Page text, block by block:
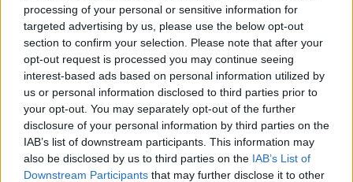
processing of your personal or sensitive information for
targeted advertising by us, please use the below opt-out
section to confirm your selection. Please note that after your
opt-out request is processed you may continue seeing
interest-based ads based on personal information utilized by
us or personal information disclosed to third parties prior to
your opt-out. You may separately opt-out of the further
disclosure of your personal information by third parties on the
IAB’s list of downstream participants. This information may
also be disclosed by us to third parties on the IAB’s List of
Downstream Participants that may further disclose it to other
védte őt.
Nem véletlenül az a királyi család
jelszava: „Ne panaszkodj és ne
magyarázkodj.” Ezzel tudják
ugyanis fenntartani a
méltóságukat.